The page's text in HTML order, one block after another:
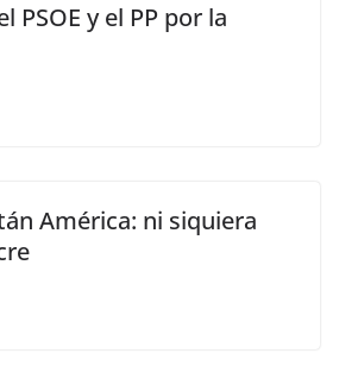
PSOE y el PP por la
América: ni siquiera